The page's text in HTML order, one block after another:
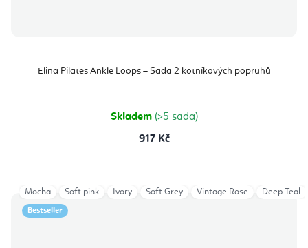
Elina Pilates Ankle Loops – Sada 2 kotníkových popruhů
Skladem (>5 sada)
917 Kč
Bestseller
Mocha Soft pink Ivory Soft Grey Vintage Rose Deep Teal